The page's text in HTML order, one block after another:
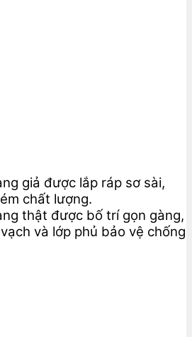
giả được lắp ráp sơ sài,
chất lượng.
thật được bố trí gọn gàng,
và lớp phủ bảo vệ chống